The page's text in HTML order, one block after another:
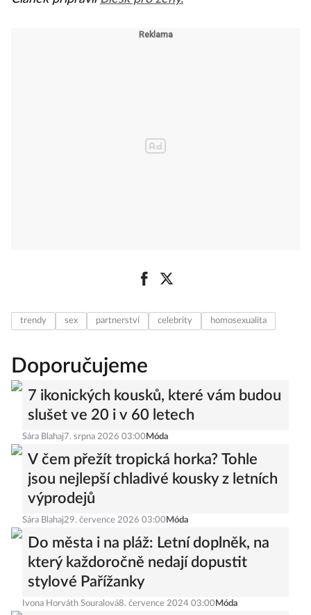
trendy sex partnerství celebrity homosexualita
Doporučujeme
7 ikonických kousků, které vám budou
slušet ve 20 i v 60 letech
Sára Blahaj 7. srpna 2026 03:00 Móda
V čem přežít tropická horka? Tohle
jsou nejlepší chladivé kousky z letních
výprodejů
Sára Blahaj29. července 2026 03:00 Móda
Do města i na pláž: Letní doplněk, na
který každoročně nedají dopustit
stylové Pařížanky
Ivona Horváth Souralová8. července 2024 03:00 Móda